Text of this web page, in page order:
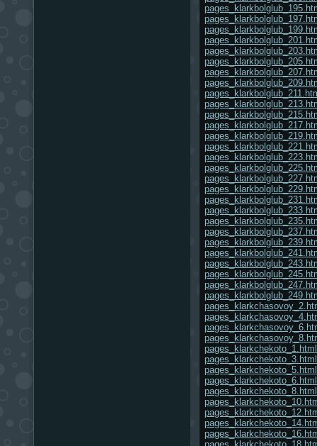
pages_klarkchekoto_1.html
pages_klarkchekoto_3.html
pages_klarkchekoto_5.html
pages_klarkchekoto_6.html
pages_klarkchekoto_8.html